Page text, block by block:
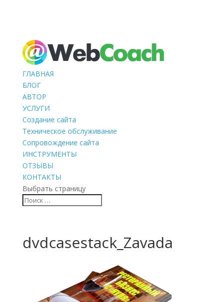
ГЛАВНАЯ
БЛОГ
АВТОР
УСЛУГИ
Создание сайта
Техническое обслуживание
Сопровождение сайта
ИНСТРУМЕНТЫ
ОТЗЫВЫ
КОНТАКТЫ
Выбрать страницу
dvdcasestack_Zavada